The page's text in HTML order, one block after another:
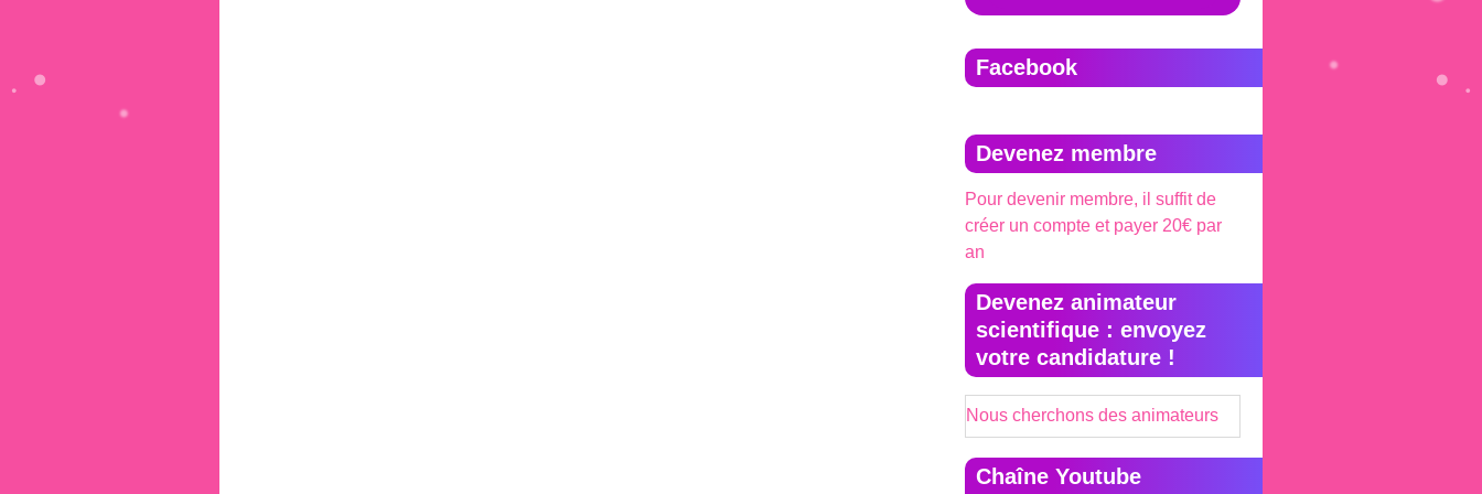
Facebook
Devenez membre
Pour devenir membre, il suffit de
créer un compte et payer 20€ par
an
Devenez animateur
scientifique : envoyez
votre candidature !
Nous cherchons des animateurs
Chaîne Youtube